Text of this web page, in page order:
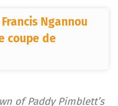
Ngannou
coupe de
of Paddy Pimblett’s